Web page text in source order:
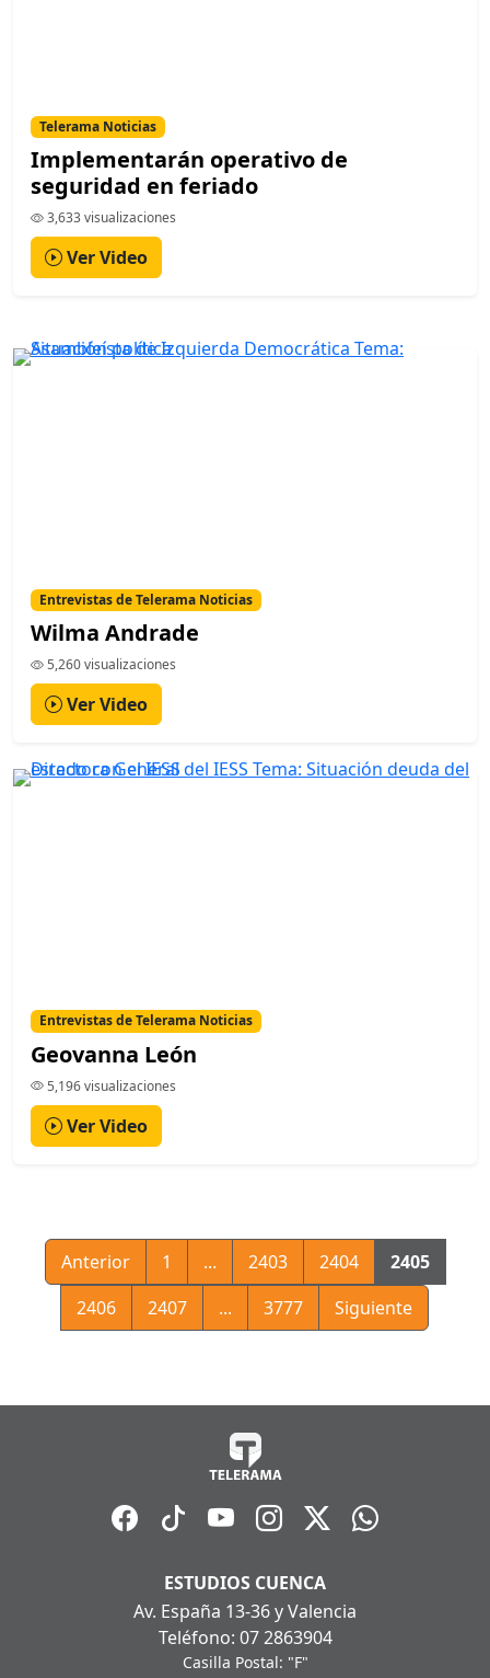
Telerama Noticias
Implementarán operativo de
seguridad en feriado
3,633 visualizaciones
Ver Video
Entrevistas de Telerama Noticias
Wilma Andrade
5,260 visualizaciones
Ver Video
Entrevistas de Telerama Noticias
Geovanna León
5,196 visualizaciones
Ver Video
Anterior 1 ... 2403 2404
2405
2406
2407 ... 3777 Siguiente
ESTUDIOS CUENCA
Av. España 13-36 y Valencia
Teléfono: 07 2863904
Casilla Postal: "F"